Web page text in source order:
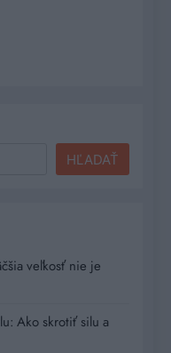
HĽADAŤ
veľkosť nie je
Ako skrotiť silu a